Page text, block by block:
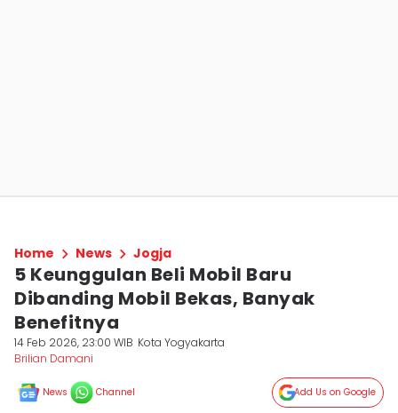
Home News Jogja
5 Keunggulan Beli Mobil Baru
Dibanding Mobil Bekas, Banyak
Benefitnya
14 Feb 2026, 23:00 WIB Kota Yogyakarta
Brilian Damani
News Channel Add Us on Google